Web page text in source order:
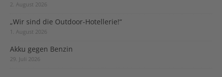
2. August 2026
„Wir sind die Outdoor-Hotellerie!“
1. August 2026
Akku gegen Benzin
29. Juli 2026